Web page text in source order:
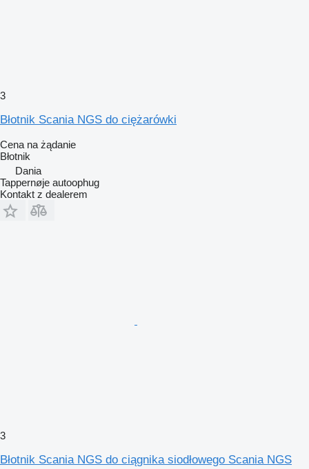
3
Błotnik Scania NGS do ciężarówki
Cena na żądanie
Błotnik
Dania
Tappernøje autoophug
Kontakt z dealerem
3
Błotnik Scania NGS do ciągnika siodłowego Scania NGS